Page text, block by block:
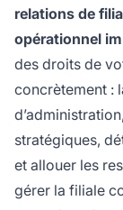
relations de
opérationnel
des droits de
concrètement :
stratégiques,
et allouer les
gérer la filiale